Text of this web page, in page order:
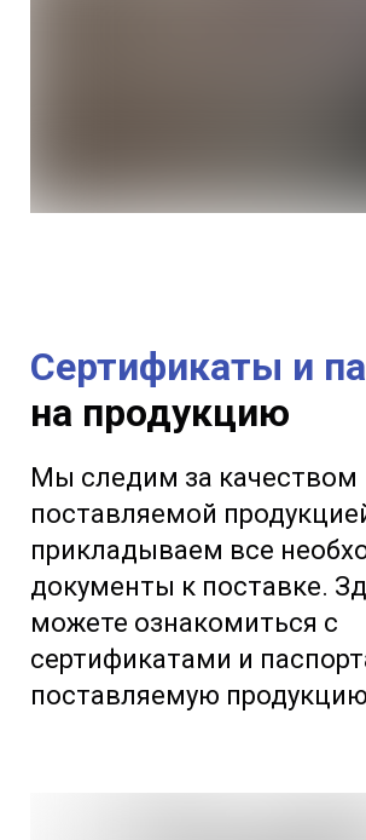
Сертификаты и
на продукцию
Мы следим за качеством
поставляемой
прикладываем все
документы к поставке.
можете ознакомиться с
сертификатами и
поставляемую